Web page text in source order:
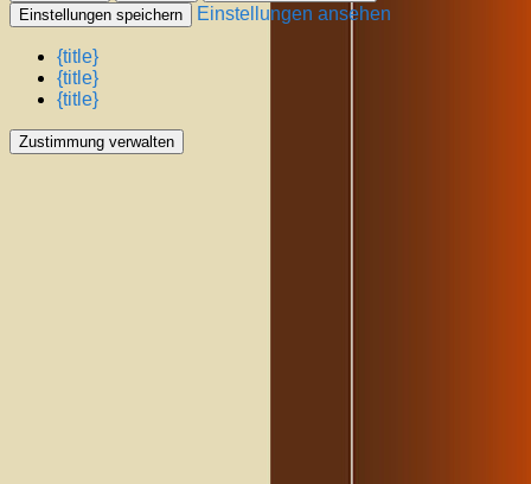
Einstellungen speichern
Einstellungen ansehen
{title}
{title}
{title}
Zustimmung verwalten